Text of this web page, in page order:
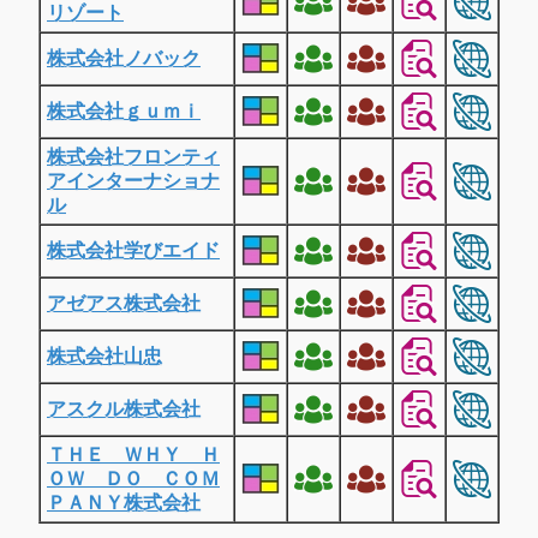
リゾート
株式会社ノバック
株式会社ｇｕｍｉ
株式会社フロンティ
アインターナショナ
ル
株式会社学びエイド
アゼアス株式会社
株式会社山忠
アスクル株式会社
ＴＨＥ ＷＨＹ Ｈ
ＯＷ ＤＯ ＣＯＭ
ＰＡＮＹ株式会社